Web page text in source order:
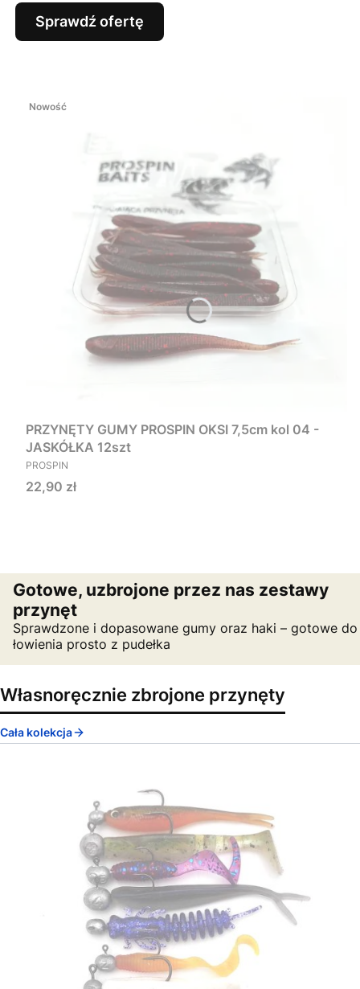
Sprawdź ofertę
Nowość
PRZYNĘTY GUMY PROSPIN OKSI 7,5cm kol 04 -
JASKÓŁKA 12szt
PRODUCENT
PROSPIN
Cena
22,90 zł
Gotowe, uzbrojone przez nas zestawy
przynęt
Sprawdzone i dopasowane gumy oraz haki – gotowe do
łowienia prosto z pudełka
Własnoręcznie zbrojone przynęty
Cała kolekcja